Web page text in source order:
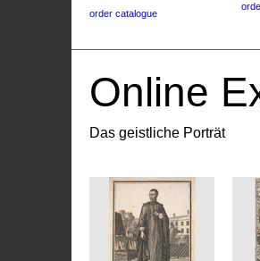
order catalogue
Online
Das geistliche Porträt